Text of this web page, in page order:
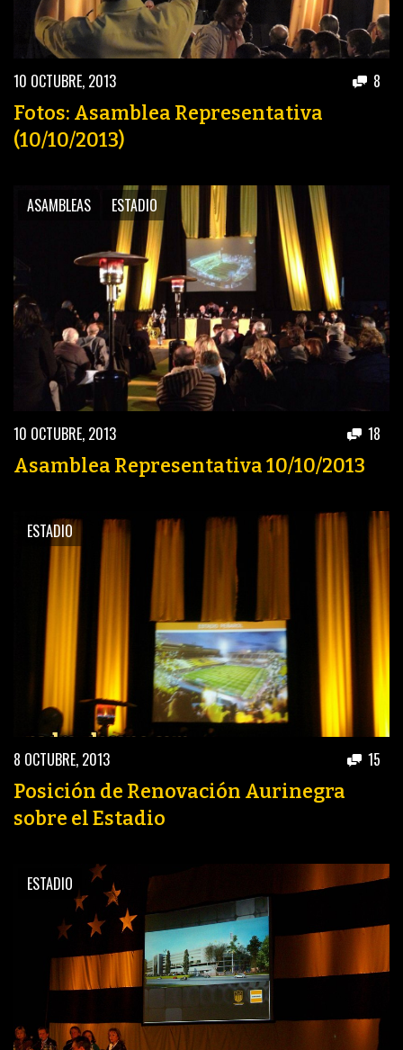
10 OCTUBRE, 2013 8
Fotos: Asamblea Representativa
(10/10/2013)
ASAMBLEAS ESTADIO
10 OCTUBRE, 2013 18
Asamblea Representativa 10/10/2013
ESTADIO
8 OCTUBRE, 2013 15
Posición de Renovación Aurinegra
sobre el Estadio
ESTADIO